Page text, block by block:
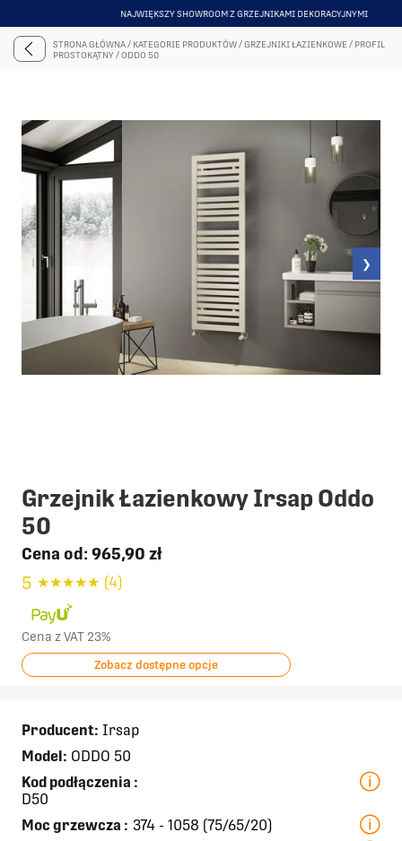
NAJWIĘKSZY SHOWROOM Z GRZEJNIKAMI DEKORACYJNYMI
ITEM
STRONA GŁÓWNA/ KATEGORIE PRODUKTÓW/GRZEJNIKI ŁAZIENKOWE / PROFIL
PROSTOKĄTNY/ODDO 50
❯
Grzejnik Łazienkowy Irsap Oddo
50
Cena od: 965,90 zł
5 ★★★★★ (4)
Cena z VAT 23%
Zobacz dostępne opcje
Producent: Irsap
Model: ODDO 50
Kod podłączenia :
D50
Moc grzewcza : 374 - 1058 (75/65/20)